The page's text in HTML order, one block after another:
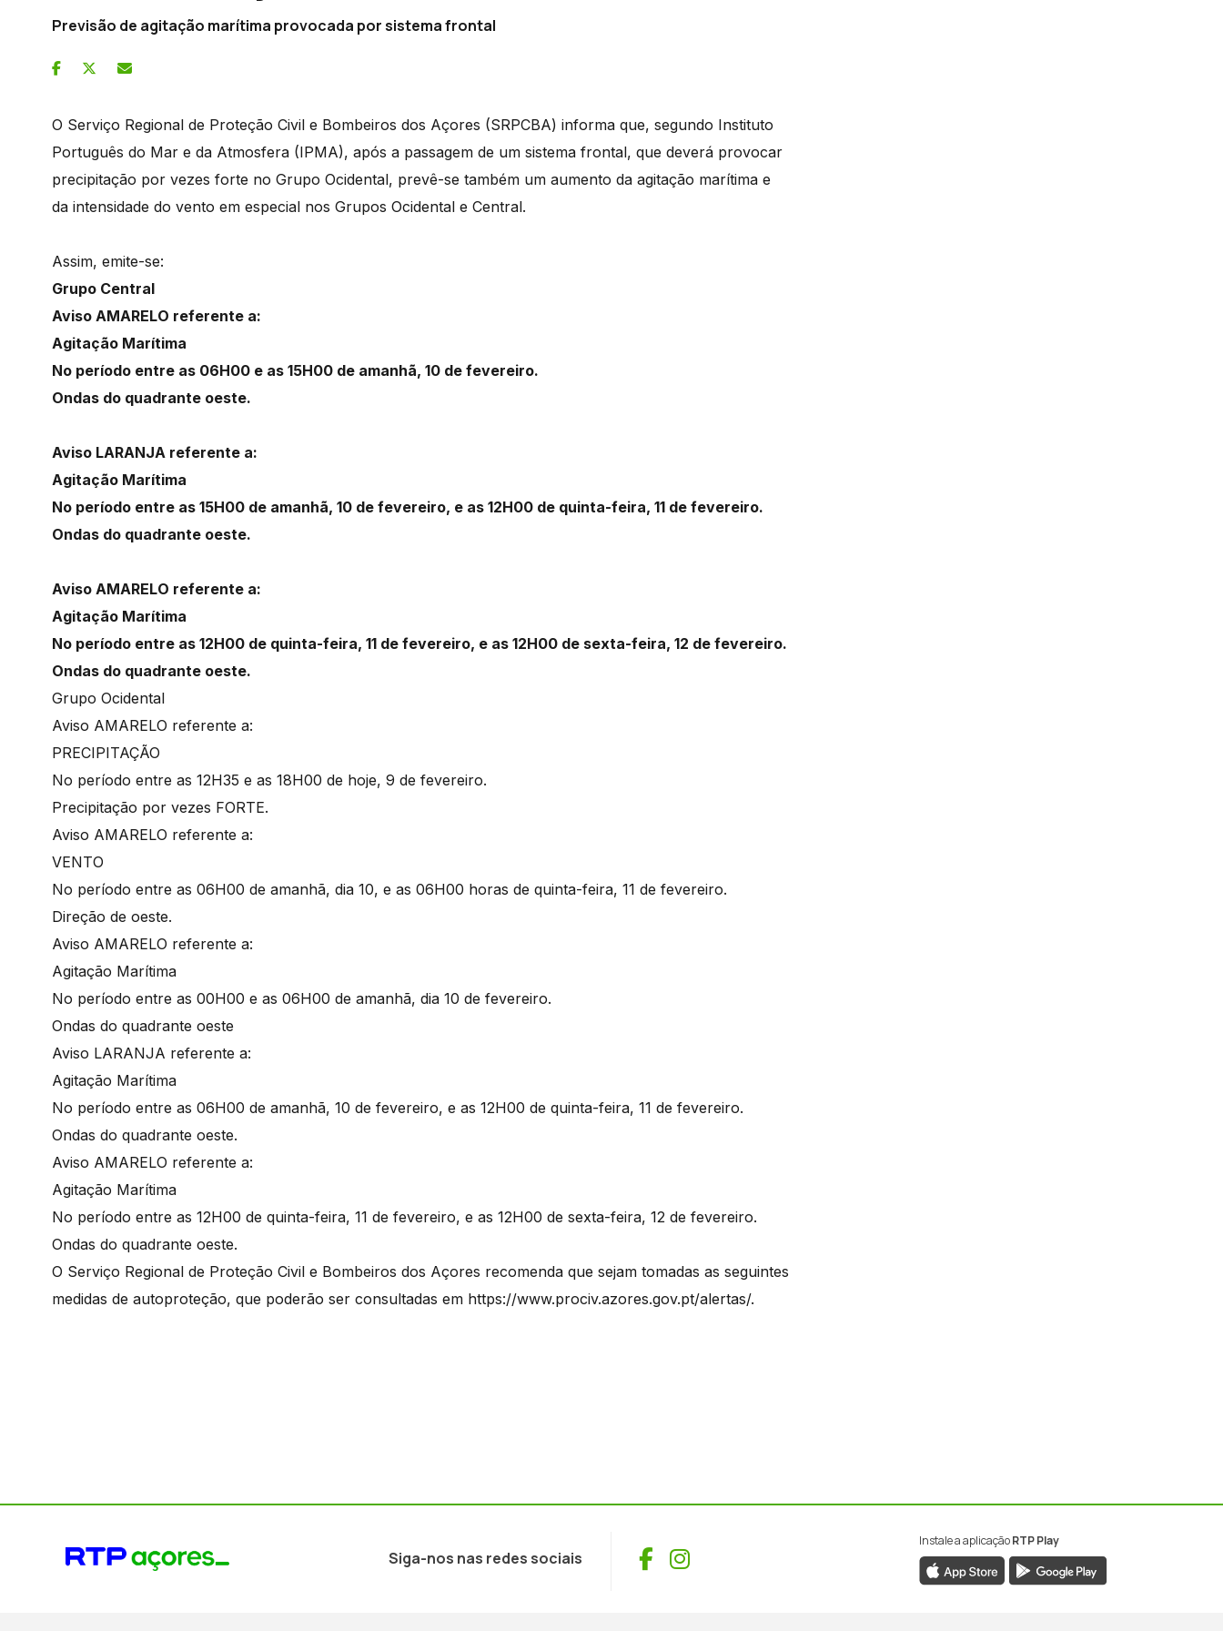
Previsão de agitação marítima provocada por sistema frontal
O Serviço Regional de Proteção Civil e Bombeiros dos Açores (SRPCBA) informa que, segundo Instituto
Português do Mar e da Atmosfera (IPMA), após a passagem de um sistema frontal, que deverá provocar
precipitação por vezes forte no Grupo Ocidental, prevê-se também um aumento da agitação marítima e
da intensidade do vento em especial nos Grupos Ocidental e Central.
Assim, emite-se:
Grupo Central
Aviso AMARELO referente a:
Agitação Marítima
No período entre as 06H00 e as 15H00 de amanhã, 10 de fevereiro.
Ondas do quadrante oeste.
Aviso LARANJA referente a:
Agitação Marítima
No período entre as 15H00 de amanhã, 10 de fevereiro, e as 12H00 de quinta-feira, 11 de fevereiro.
Ondas do quadrante oeste.
Aviso AMARELO referente a:
Agitação Marítima
No período entre as 12H00 de quinta-feira, 11 de fevereiro, e as 12H00 de sexta-feira, 12 de fevereiro.
Ondas do quadrante oeste.
Grupo Ocidental
Aviso AMARELO referente a:
PRECIPITAÇÃO
No período entre as 12H35 e as 18H00 de hoje, 9 de fevereiro.
Precipitação por vezes FORTE.
Aviso AMARELO referente a:
VENTO
No período entre as 06H00 de amanhã, dia 10, e as 06H00 horas de quinta-feira, 11 de fevereiro.
Direção de oeste.
Aviso AMARELO referente a:
Agitação Marítima
No período entre as 00H00 e as 06H00 de amanhã, dia 10 de fevereiro.
Ondas do quadrante oeste
Aviso LARANJA referente a:
Agitação Marítima
No período entre as 06H00 de amanhã, 10 de fevereiro, e as 12H00 de quinta-feira, 11 de fevereiro.
Ondas do quadrante oeste.
Aviso AMARELO referente a:
Agitação Marítima
No período entre as 12H00 de quinta-feira, 11 de fevereiro, e as 12H00 de sexta-feira, 12 de fevereiro.
Ondas do quadrante oeste.
O Serviço Regional de Proteção Civil e Bombeiros dos Açores recomenda que sejam tomadas as seguintes
medidas de autoproteção, que poderão ser consultadas em https://www.prociv.azores.gov.pt/alertas/.
Siga-nos nas redes sociais Facebook
Instagram
Instale a aplicaçãoRTP Play